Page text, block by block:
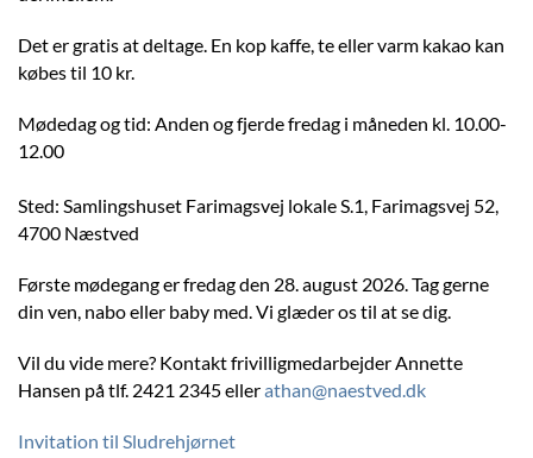
Det er gratis at deltage. En kop kaffe, te eller varm kakao kan
købes til 10 kr.
Mødedag og tid: Anden og fjerde fredag i måneden kl. 10.00-
12.00
Sted: Samlingshuset Farimagsvej lokale S.1, Farimagsvej 52,
4700 Næstved
Første mødegang er fredag den 28. august 2026. Tag gerne
din ven, nabo eller baby med. Vi glæder os til at se dig.
Vil du vide mere? Kontakt frivilligmedarbejder Annette
Hansen på tlf. 2421 2345 ellerathan@naestved.dk
Invitation til Sludrehjørnet